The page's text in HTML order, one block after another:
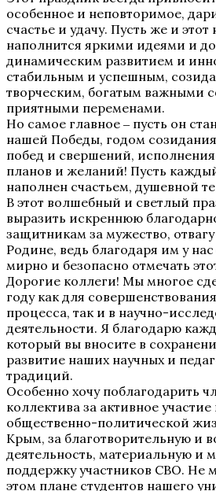
особенное и неповторимое,
счастье и удачу. Пусть же и
наполнится яркими идеями и
динамическим развитием и
стабильным и успешным,
творческим, богатым важными
приятными переменами.
Но самое главное ‒ пусть он
нашей Победы, годом
побед и свершений,
планов и желаний! Пусть
наполнен счастьем, душевной
В этот волшебный и светлый
выразить искреннюю
защитникам за мужество,
Родине, ведь благодаря им у
мирно и безопасно отмечать
Дорогие коллеги! Мы многое
году как для
процесса, так и в научно-
деятельности. Я благодарю
который вы вносите в
развитие наших научных и
традиций.
Особенно хочу поблагодарить
коллектива за активное
общественно-политической
Крым, за благотворительную и
деятельность, материальную и
поддержку участников СВО. Не
этом плане студентов нашего